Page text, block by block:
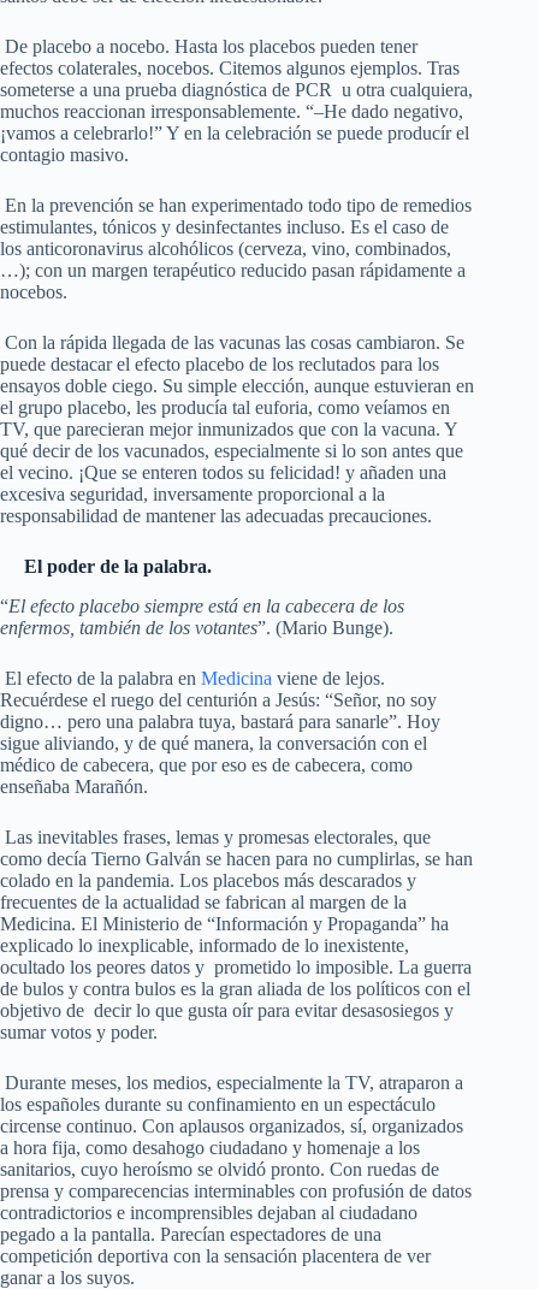
De placebo a nocebo. Hasta los placebos pueden tener
efectos colaterales, nocebos. Citemos algunos ejemplos. Tras
someterse a una prueba diagnóstica de PCR u otra cualquiera,
muchos reaccionan irresponsablemente. “–He dado negativo,
¡vamos a celebrarlo!” Y en la celebración se puede producír el
contagio masivo.
En la prevención se han experimentado todo tipo de remedios
estimulantes, tónicos y desinfectantes incluso. Es el caso de
los anticoronavirus alcohólicos (cerveza, vino, combinados,
…); con un margen terapéutico reducido pasan rápidamente a
nocebos.
Con la rápida llegada de las vacunas las cosas cambiaron. Se
puede destacar el efecto placebo de los reclutados para los
ensayos doble ciego. Su simple elección, aunque estuvieran en
el grupo placebo, les producía tal euforia, como veíamos en
TV, que parecieran mejor inmunizados que con la vacuna. Y
qué decir de los vacunados, especialmente si lo son antes que
el vecino. ¡Que se enteren todos su felicidad! y añaden una
excesiva seguridad, inversamente proporcional a la
responsabilidad de mantener las adecuadas precauciones.
El poder de la palabra.
“El efecto placebo siempre está en la cabecera de los
enfermos, también de los votantes”. (Mario Bunge).
El efecto de la palabra en Medicina viene de lejos.
Recuérdese el ruego del centurión a Jesús: “Señor, no soy
digno… pero una palabra tuya, bastará para sanarle”. Hoy
sigue aliviando, y de qué manera, la conversación con el
médico de cabecera, que por eso es de cabecera, como
enseñaba Marañón.
Las inevitables frases, lemas y promesas electorales, que
como decía Tierno Galván se hacen para no cumplirlas, se han
colado en la pandemia. Los placebos más descarados y
frecuentes de la actualidad se fabrican al margen de la
Medicina. El Ministerio de “Información y Propaganda” ha
explicado lo inexplicable, informado de lo inexistente,
ocultado los peores datos y prometido lo imposible. La guerra
de bulos y contra bulos es la gran aliada de los políticos con el
objetivo de decir lo que gusta oír para evitar desasosiegos y
sumar votos y poder.
Durante meses, los medios, especialmente la TV, atraparon a
los españoles durante su confinamiento en un espectáculo
circense continuo. Con aplausos organizados, sí, organizados
a hora fija, como desahogo ciudadano y homenaje a los
sanitarios, cuyo heroísmo se olvidó pronto. Con ruedas de
prensa y comparecencias interminables con profusión de datos
contradictorios e incomprensibles dejaban al ciudadano
pegado a la pantalla. Parecían espectadores de una
competición deportiva con la sensación placentera de ver
ganar a los suyos.